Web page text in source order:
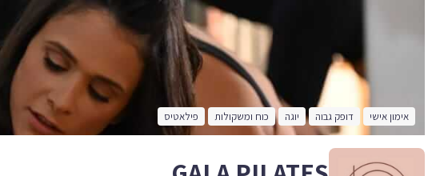
אימון אישי דופק גבוה יוגה כוח ומשקולות פילאטיס